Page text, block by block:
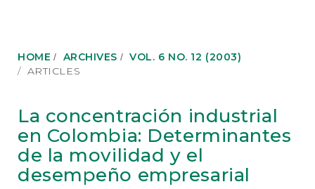
n
M
n
C
n
t
HOME ARCHIVES
VOL. 6 NO. 12 (2003)
ARTICLES
La concentración industrial
en Colombia: Determinantes
de la movilidad y el
desempeño empresarial